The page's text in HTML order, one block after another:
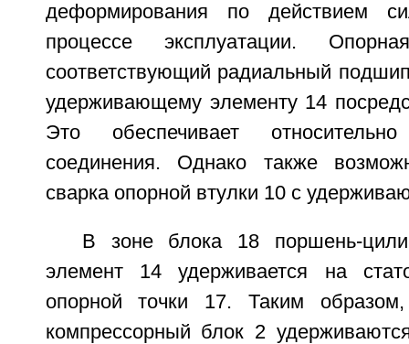
деформирования по действием
процессе эксплуатации.
соответствующий радиальный
удерживающему элементу 14
Это обеспечивает
соединения. Однако также
сварка опорной втулки 10 с
В зоне блока 18 поршень-
элемент 14 удерживается на
опорной точки 17. Таким
компрессорный блок 2